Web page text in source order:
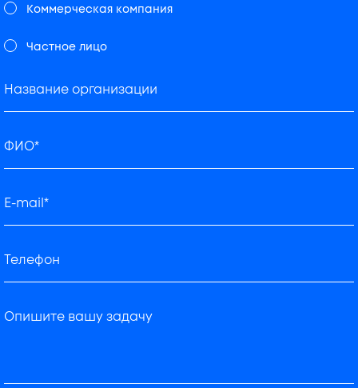
Коммерческая компания
Частное лицо
Название организации
ФИО*
E-mail*
Телефон
Опишите вашу задачу